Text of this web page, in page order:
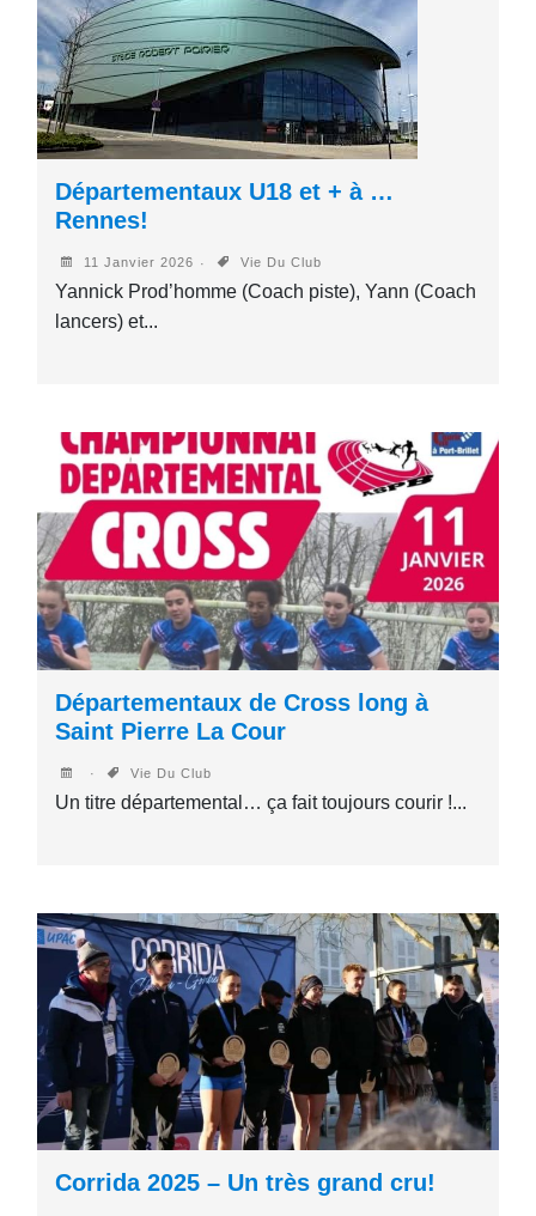
Départementaux U18 et + à …
Rennes!
11 Janvier 2026 Vie Du Club
Yannick Prod’homme (Coach piste), Yann (Coach
lancers) et...
Départementaux de Cross long à
Saint Pierre La Cour
Vie Du Club
Un titre départemental… ça fait toujours courir !...
Corrida 2025 – Un très grand cru!